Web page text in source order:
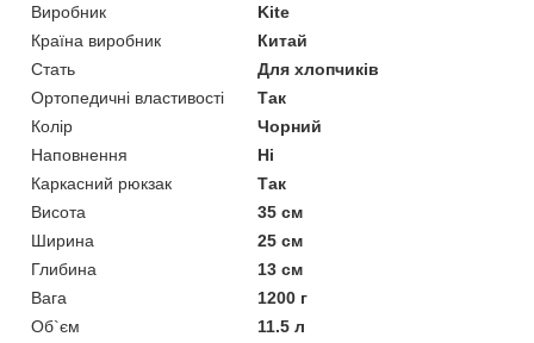
Виробник
Kite
Країна виробник
Китай
Стать
Для хлопчиків
Ортопедичні властивості
Так
Колір
Чорний
Наповнення
Ні
Каркасний рюкзак
Так
Висота
35 см
Ширина
25 см
Глибина
13 см
Вага
1200 г
Об`єм
11.5 л